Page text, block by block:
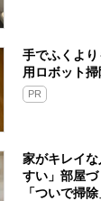
手でふくよ
用ロボット
PR
家がキレイ
すい」部屋
「ついで掃